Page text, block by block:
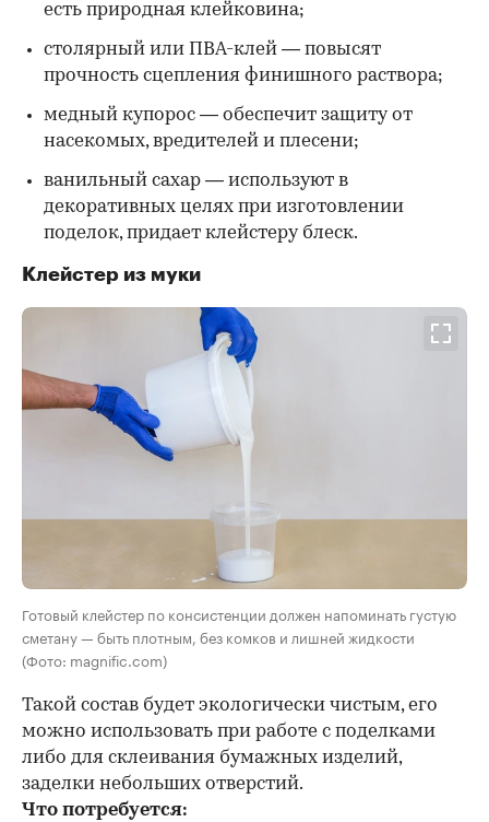
есть природная клейковина;
столярный или ПВА-клей — повысят
прочность сцепления финишного раствора;
медный купорос — обеспечит защиту от
насекомых, вредителей и плесени;
ванильный сахар — используют в
декоративных целях при изготовлении
поделок, придает клейстеру блеск.
Клейстер из муки
Готовый клейстер по консистенции должен напоминать густую
сметану — быть плотным, без комков и лишней жидкости
(Фото: magnific.com)
Такой состав будет экологически чистым, его
можно использовать при работе с поделками
либо для склеивания бумажных изделий,
заделки небольших отверстий.
Что потребуется: